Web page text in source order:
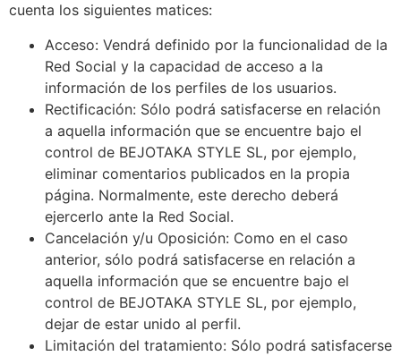
cuenta los siguientes matices:
Acceso: Vendrá definido por la funcionalidad de la
Red Social y la capacidad de acceso a la
información de los perfiles de los usuarios.
Rectificación: Sólo podrá satisfacerse en relación
a aquella información que se encuentre bajo el
control de BEJOTAKA STYLE SL, por ejemplo,
eliminar comentarios publicados en la propia
página. Normalmente, este derecho deberá
ejercerlo ante la Red Social.
Cancelación y/u Oposición: Como en el caso
anterior, sólo podrá satisfacerse en relación a
aquella información que se encuentre bajo el
control de BEJOTAKA STYLE SL, por ejemplo,
dejar de estar unido al perfil.
Limitación del tratamiento: Sólo podrá satisfacerse